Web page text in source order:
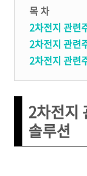
목 차
2차전지 관련
2차전지 관련
2차전지 관련
2차전지
솔루션